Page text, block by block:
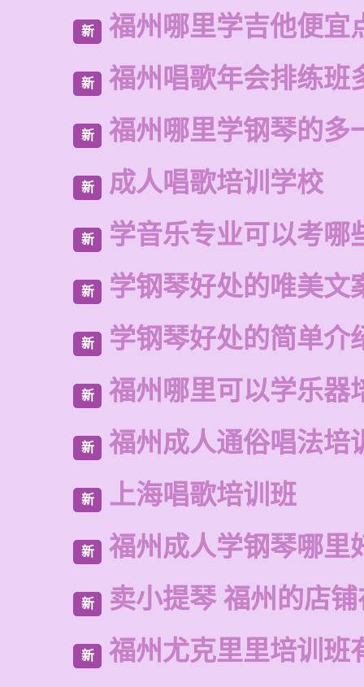
新 福州哪里学吉他便宜
新 福州唱歌年会排练班
新 福州哪里学钢琴的多
新 成人唱歌培训学校
新 学音乐专业可以考哪
新 学钢琴好处的唯美文
新 学钢琴好处的简单介
新 福州哪里可以学乐器
新 福州成人通俗唱法培
新 上海唱歌培训班
新 福州成人学钢琴哪里
新 卖小提琴 福州的店
新 福州尤克里里培训班